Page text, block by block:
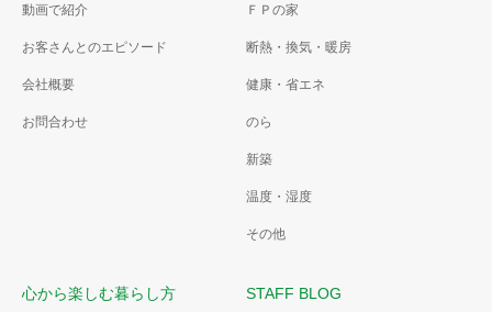
動画で紹介
お客さんとのエピソード
会社概要
お問合わせ
ＦＰの家
断熱・換気・暖房
健康・省エネ
のら
新築
温度・湿度
その他
心から楽しむ暮らし方 STAFF BLOG